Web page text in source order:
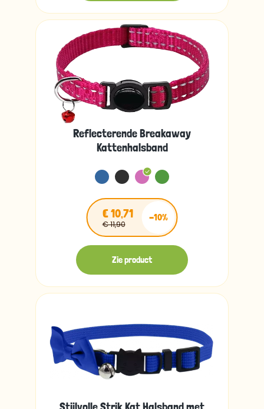
Reflecterende Breakaway
Kattenhalsband
€ 10,71
€ 11,90
-10%
Zie product